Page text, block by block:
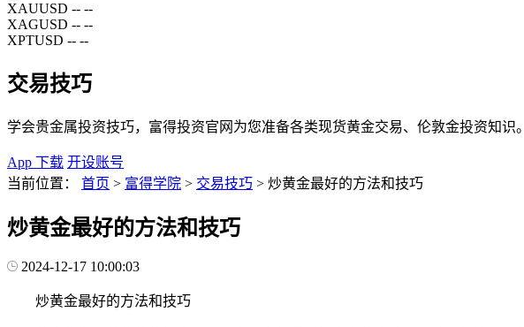
XAUUSD -- --
XAGUSD -- --
XPTUSD -- --
交易技巧
学会贵金属投资技巧，富得投资官网为您准备各类现货黄金交易、伦敦金投资知识。
App 下载 开设账号
当前位置：
首页 > 富得学院 > 交易技巧 > 炒黄金最好的方法和技巧
炒黄金最好的方法和技巧
2024-12-17 10:00:03
炒黄金最好的方法和技巧